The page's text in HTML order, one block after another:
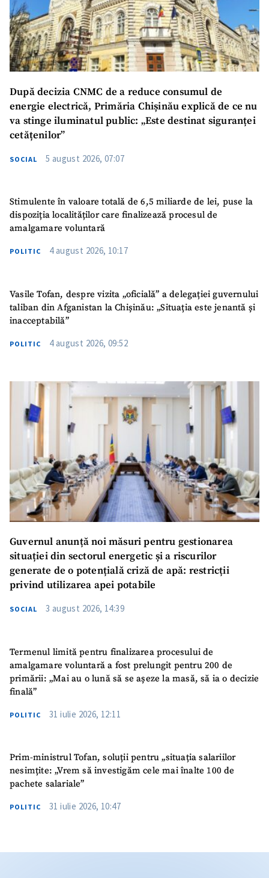
După decizia CNMC de a reduce consumul de
energie electrică, Primăria Chișinău explică de ce nu
va stinge iluminatul public: „Este destinat siguranței
cetățenilor”
SOCIAL 5 august 2026, 07:07
Stimulente în valoare totală de 6,5 miliarde de lei, puse la
dispoziția localităților care finalizează procesul de
amalgamare voluntară
POLITIC 4 august 2026, 10:17
Vasile Tofan, despre vizita „oficială” a delegației guvernului
taliban din Afganistan la Chișinău: „Situația este jenantă și
inacceptabilă”
POLITIC 4 august 2026, 09:52
Guvernul anunță noi măsuri pentru gestionarea
situației din sectorul energetic și a riscurilor
generate de o potențială criză de apă: restricții
privind utilizarea apei potabile
SOCIAL 3 august 2026, 14:39
Termenul limită pentru finalizarea procesului de
amalgamare voluntară a fost prelungit pentru 200 de
primării: „Mai au o lună să se așeze la masă, să ia o decizie
finală”
POLITIC 31 iulie 2026, 12:11
Prim-ministrul Tofan, soluții pentru „situația salariilor
nesimțite: „Vrem să investigăm cele mai înalte 100 de
pachete salariale”
POLITIC 31 iulie 2026, 10:47